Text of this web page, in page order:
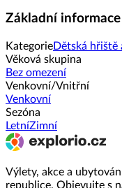
Základní informace
KategorieDětská hřiště
Věková skupina
Bez omezení
Venkovní/Vnitřní
Venkovní
Sezóna
LetníZimní
Výlety, akce a
republice. Objevujte s